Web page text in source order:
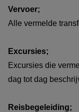
Vervoer;
Alle vermelde
Excursies;
Excursies die
dag tot dag
Reisbegeleiding;